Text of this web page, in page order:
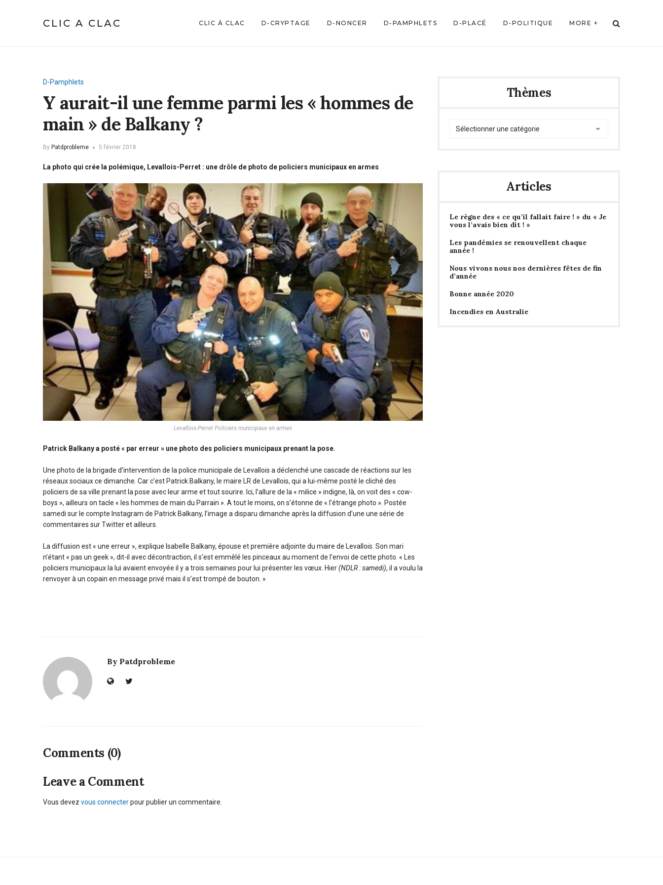
CLIC A CLAC CLIC À CLAC D-CRYPTAGE D-NONCER D-PAMPHLETS D-PLACÉ D-POLITIQUE MORE +
D-Pamphlets
Y aurait-il une femme parmi les « hommes de
main » de Balkany ?
By Patdprobleme 5 février 2018
La photo qui crée la polémique, Levallois-Perret : une drôle de photo de policiers municipaux en armes
Levallois-Perret Policiers municipaux en armes
Patrick Balkany a posté « par erreur » une photo des policiers municipaux prenant la pose.
Une photo de la brigade d’intervention de la police municipale de Levallois a déclenché une cascade de réactions sur les
réseaux sociaux ce dimanche. Car c’est Patrick Balkany, le maire LR de Levallois, qui a lui-même posté le cliché des
policiers de sa ville prenant la pose avec leur arme et tout sourire. Ici, l’allure de la « milice » indigne, là, on voit des « cow-
boys », ailleurs on tacle « les hommes de main du Parrain ». A tout le moins, on s’étonne de « l’étrange photo ». Postée
samedi sur le compte Instagram de Patrick Balkany, l’image a disparu dimanche après la diffusion d’une une série de
commentaires sur Twitter et ailleurs.
La diffusion est « une erreur », explique Isabelle Balkany, épouse et première adjointe du maire de Levallois. Son mari
n’étant « pas un geek », dit-il avec décontraction, il s’est emmêlé les pinceaux au moment de l’envoi de cette photo. « Les
policiers municipaux la lui avaient envoyée il y a trois semaines pour lui présenter les vœux. Hier(NDLR : samedi), il a voulu la
renvoyer à un copain en message privé mais il s’est trompé de bouton. »
By Patdprobleme
Comments (0)
Leave a Comment
Vous devez vous connecterpour publier un commentaire.
Thèmes
Articles
Le règne des « ce qu’il fallait faire ! » du « Je
vous l’avais bien dit ! »
Les pandémies se renouvellent chaque
année !
Nous vivons nous nos dernières fêtes de fin
d’année
Bonne année 2020
Incendies en Australie